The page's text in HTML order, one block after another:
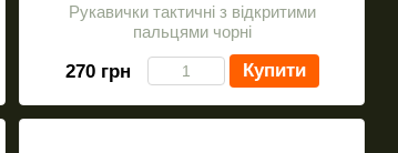
Рукавички тактичні з відкритими
пальцями чорні
270 грн Купити